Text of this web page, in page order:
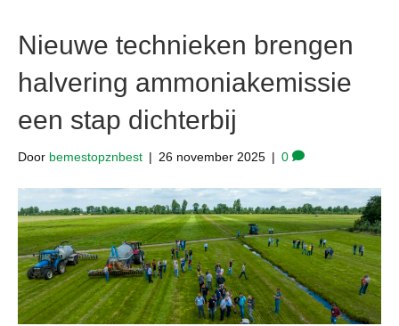
Nieuwe technieken brengen
halvering ammoniakemissie
een stap dichterbij
Door bemestopznbest | 26 november 2025 | 0